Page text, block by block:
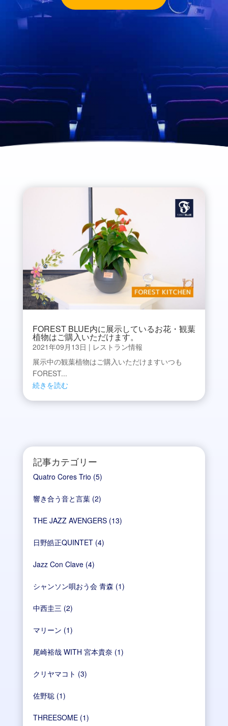
FOREST BLUE内に展示しているお花・観葉
植物はご購入いただけます。
2021年09月13日 | レストラン情報
展示中の観葉植物はご購入いただけますいつも
FOREST...
続きを読む
記事カテゴリー
Quatro Cores Trio (5)
響き合う音と言葉(2)
THE JAZZ AVENGERS(13)
日野皓正QUINTET(4)
Jazz Con Clave(4)
シャンソン唄おう会 青森 (1)
中西圭三 (2)
マリーン (1)
尾崎裕哉 WITH 宮本貴奈 (1)
クリヤマコト (3)
佐野聡(1)
THREESOME(1)